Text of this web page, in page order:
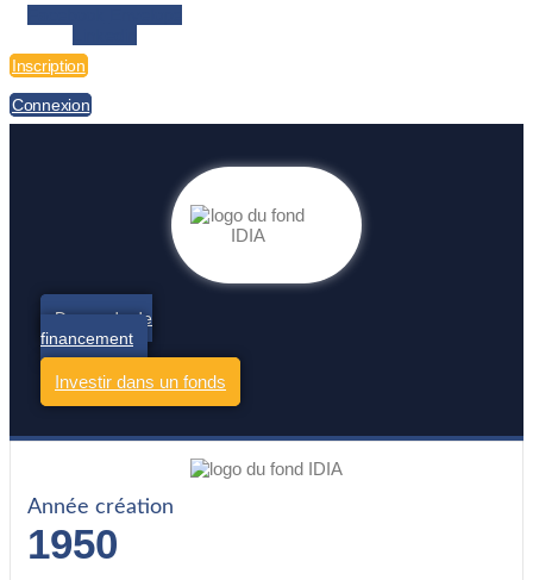
Inscription
Connexion
Demande de
financement
Investir dans un fonds
Année création
1950